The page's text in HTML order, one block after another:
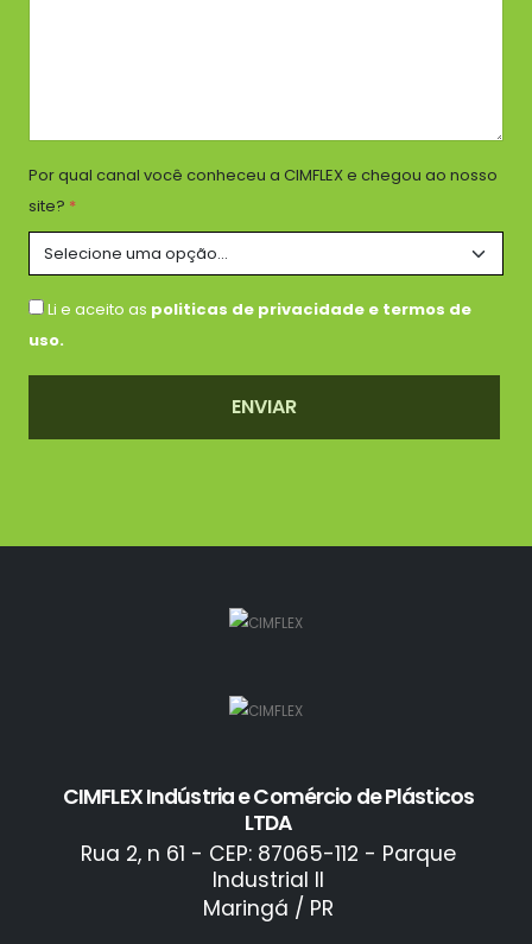
Por qual canal você conheceu a CIMFLEX e chegou ao nosso
site? *
Li e aceito as politicas de privacidade e termos de
uso.
ENVIAR
CIMFLEX Indústria e Comércio de Plásticos
LTDA
Rua 2, n 61 - CEP: 87065-112 - Parque
Industrial II
Maringá / PR